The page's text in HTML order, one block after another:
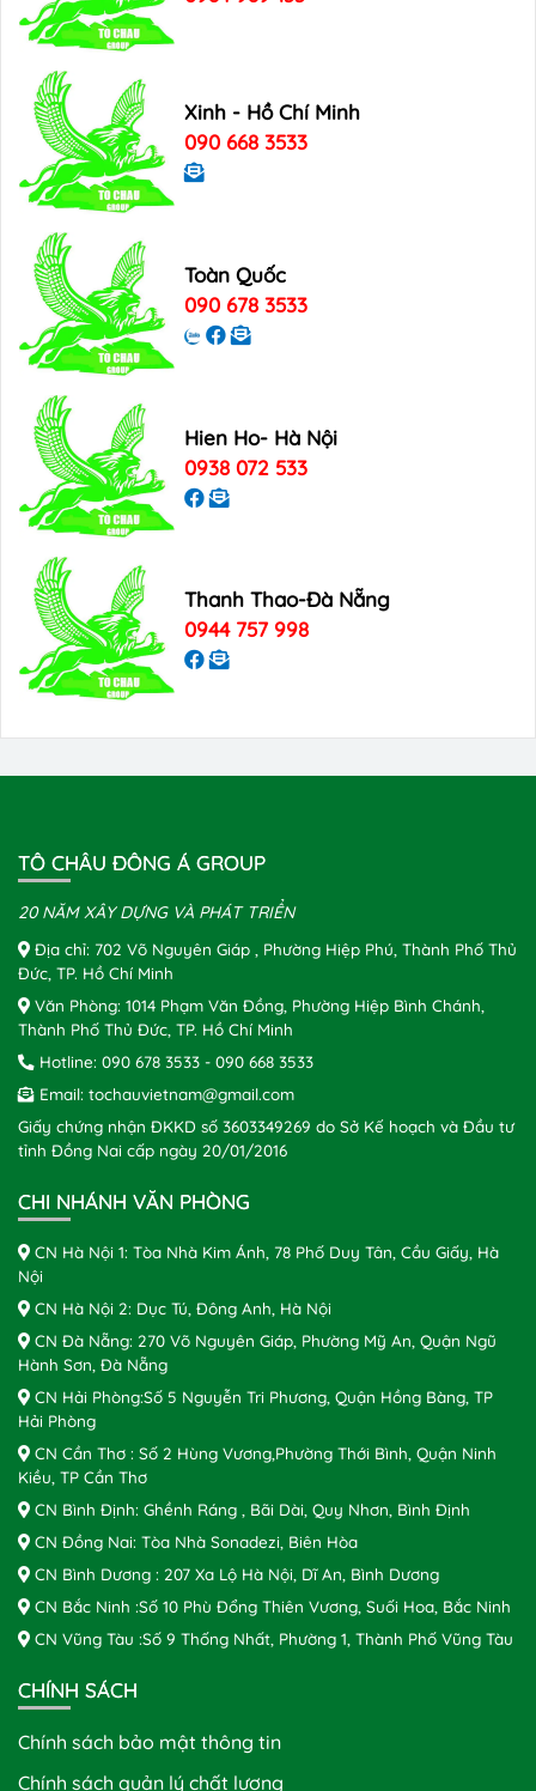
Xinh - Hồ Chí Minh
090 668 3533
Toàn Quốc
090 678 3533
Hien Ho- Hà Nội
0938 072 533
Thanh Thao-Đà Nẵng
0944 757 998
TÔ CHÂU ĐÔNG Á GROUP
20 NĂM XÂY DỰNG VÀ PHÁT TRIỂN
Địa chỉ: 702 Võ Nguyên Giáp , Phường Hiệp Phú, Thành Phố Thủ
Đức, TP. Hồ Chí Minh
Văn Phòng: 1014 Phạm Văn Đồng, Phường Hiệp Bình Chánh,
Thành Phố Thủ Đức, TP. Hồ Chí Minh
Hotline: 090 678 3533 - 090 668 3533
Email: tochauvietnam@gmail.com
Giấy chứng nhận ĐKKD số 3603349269 do Sở Kế hoạch và Đầu tư
tỉnh Đồng Nai cấp ngày 20/01/2016
CHI NHÁNH VĂN PHÒNG
CN Hà Nội 1: Tòa Nhà Kim Ánh, 78 Phố Duy Tân, Cầu Giấy, Hà
Nội
CN Hà Nội 2: Dục Tú, Đông Anh, Hà Nội
CN Đà Nẵng: 270 Võ Nguyên Giáp, Phường Mỹ An, Quận Ngũ
Hành Sơn, Đà Nẵng
CN Hải Phòng:Số 5 Nguyễn Tri Phương, Quận Hồng Bàng, TP
Hải Phòng
CN Cần Thơ : Số 2 Hùng Vương,Phường Thới Bình, Quận Ninh
Kiều, TP Cần Thơ
CN Bình Định: Ghềnh Ráng , Bãi Dài, Quy Nhơn, Bình Định
CN Đồng Nai: Tòa Nhà Sonadezi, Biên Hòa
CN Bình Dương : 207 Xa Lộ Hà Nội, Dĩ An, Bình Dương
CN Bắc Ninh :Số 10 Phù Đổng Thiên Vương, Suối Hoa, Bắc Ninh
CN Vũng Tàu :Số 9 Thống Nhất, Phường 1, Thành Phố Vũng Tàu
CHÍNH SÁCH
Chính sách bảo mật thông tin
Chính sách quản lý chất lượng